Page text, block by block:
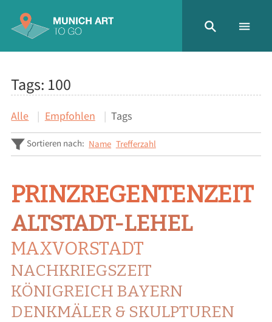
Tags: 100
Alle Empfohlen Tags
Sortieren nach: Name Trefferzahl
PRINZREGENTENZEIT
ALTSTADT-LEHEL
MAXVORSTADT
NACHKRIEGSZEIT
KÖNIGREICH BAYERN
DENKMÄLER & SKULPTUREN